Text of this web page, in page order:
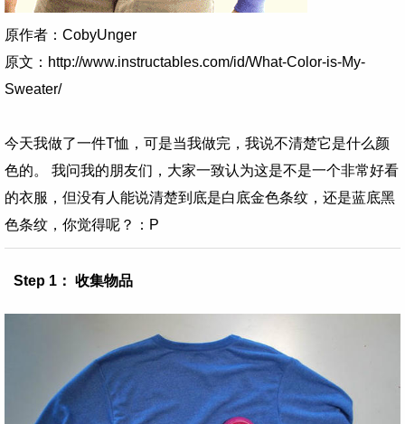
原作者：CobyUnger
原文：http://www.instructables.com/id/What-Color-is-My-
Sweater/
今天我做了一件T恤，可是当我做完，我说不清楚它是什么颜
色的。
我问我的朋友们，大家一致认为这是不是一个非常好看
的衣服，但没有人能说清楚到底是白底金色条纹，还是蓝底黑
色条纹，你觉得呢？：P
Step 1： 收集物品